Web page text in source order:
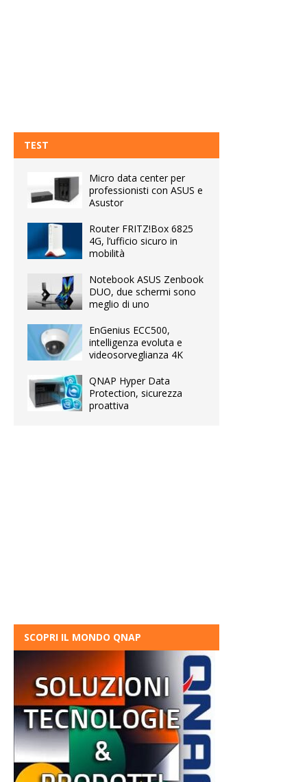
TEST
Micro data center per
professionisti con ASUS e
Asustor
Router FRITZ!Box 6825
4G, l’ufficio sicuro in
mobilità
Notebook ASUS Zenbook
DUO, due schermi sono
meglio di uno
EnGenius ECC500,
intelligenza evoluta e
videosorveglianza 4K
QNAP Hyper Data
Protection, sicurezza
proattiva
SCOPRI IL MONDO QNAP